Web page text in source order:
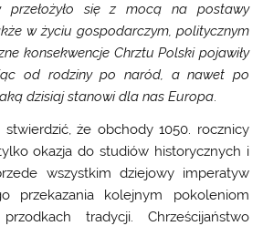
przełożyło się z mocą na postawy
w życiu gospodarczym, politycznym
konsekwencje Chrztu Polski pojawiły
od rodziny po naród, a nawet po
dzisiaj stanowi dla nas Europa.
że obchody 1050. rocznicy
okazja do studiów historycznych i
wszystkim dziejowy imperatyw
przekazania kolejnym pokoleniom
tradycji. Chrześcijaństwo